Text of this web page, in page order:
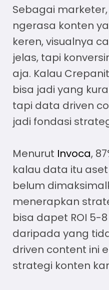
Sebagai
ngerasa konten
keren, visualnya
jelas, tapi
aja. Kalau
bisa jadi yang
tapi data driven
jadi fondasi
Menurut Invoca,
kalau data itu
belum
menerapkan
bisa dapet ROI 5-
daripada yang
driven content ini
strategi konten